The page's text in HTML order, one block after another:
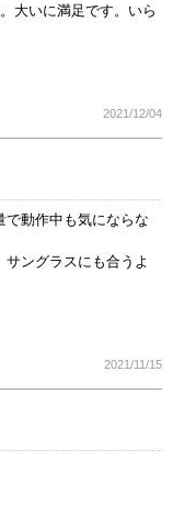
大いに満足です。いら
2021/12/04
で動作中も気にならな
ングラスにも合うよ
2021/11/15